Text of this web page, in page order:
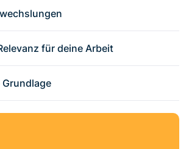
für deine Arbeit